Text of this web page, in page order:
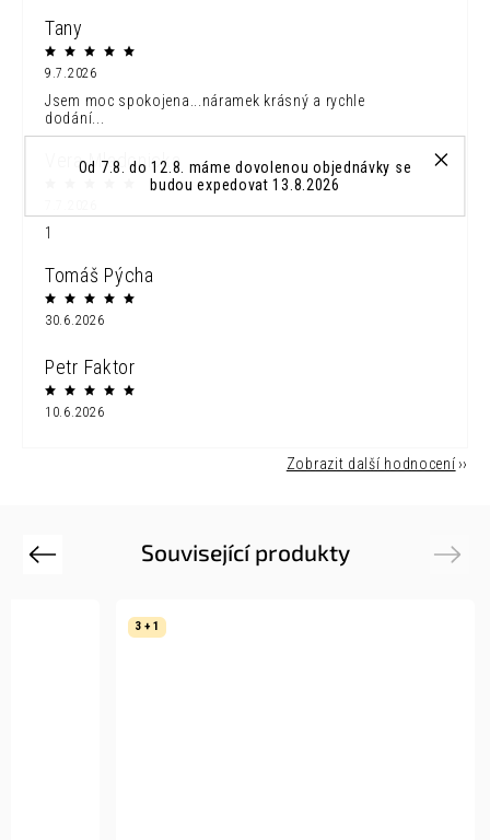
Od 7.8. do 12.8. máme dovolenou objednávky se
budou expedovat 13.8.2026
Tany
9.7.2026
Jsem moc spokojena...náramek krásný a rychle
dodání...
Vera Mladonicka
1
Tomáš Pýcha
30.6.2026
Petr Faktor
10.6.2026
Zobrazit další hodnocení
Související produkty
Previous
3 + 1
Next